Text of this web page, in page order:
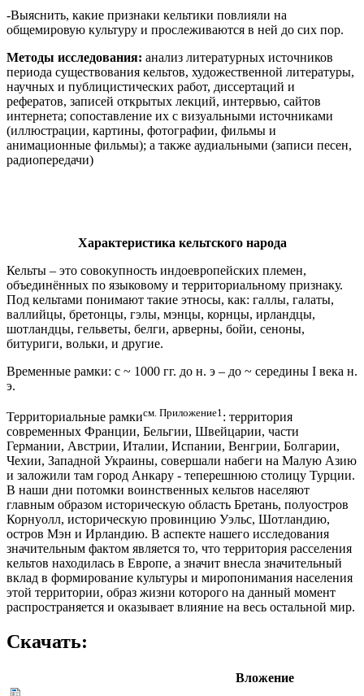
-Выяснить, какие признаки кельтики повлияли на
общемировую культуру и прослеживаются в ней до сих пор.
Методы исследования: анализ литературных источников
периода существования кельтов, художественной литературы,
научных и публицистических работ, диссертаций и
рефератов, записей открытых лекций, интервью, сайтов
интернета; сопоставление их с визуальными источниками
(иллюстрации, картины, фотографии, фильмы и
анимационные фильмы); а также аудиальными (записи песен,
радиопередачи)
Характеристика кельтского народа
Кельты – это совокупность индоевропейских племен,
объединённых по языковому и территориальному признаку.
Под кельтами понимают такие этносы, как: галлы, галаты,
валлийцы, бретонцы, гэлы, мэнцы, корнцы, ирландцы,
шотландцы, гельветы, белги, арверны, бойи, сеноны,
битуриги, вольки, и другие.
Временные рамки: с ~ 1000 гг. до н. э – до ~ середины I века н.
э.
Территориальные рамкисм. Приложение1 : территория
современных Франции, Бельгии, Швейцарии, части
Германии, Австрии, Италии, Испании, Венгрии, Болгарии,
Чехии, Западной Украины, совершали набеги на Малую Азию
и заложили там город Анкару - теперешнюю столицу Турции.
В наши дни потомки воинственных кельтов населяют
главным образом историческую область Бретань, полуостров
Корнуолл, историческую провинцию Уэльс, Шотландию,
остров Мэн и Ирландию. В аспекте нашего исследования
значительным фактом является то, что территория расселения
кельтов находилась в Европе, а значит внесла значительный
вклад в формирование культуры и миропонимания населения
этой территории, образ жизни которого на данный момент
распространяется и оказывает влияние на весь остальной мир.
Скачать:
Вложение